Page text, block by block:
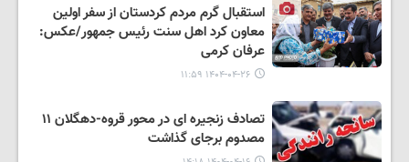
استقبال گرم مردم کردستان از سفر اولین
معاون کرد اهل سنت رئیس جمهور/عکس:
عرفان کرمی
۱۴۰۴-۰۴-۲۶ ۱۱:۵۹
تصادف زنجیره ای در محور قروه-دهگلان ۱۱
مصدوم برجای گذاشت